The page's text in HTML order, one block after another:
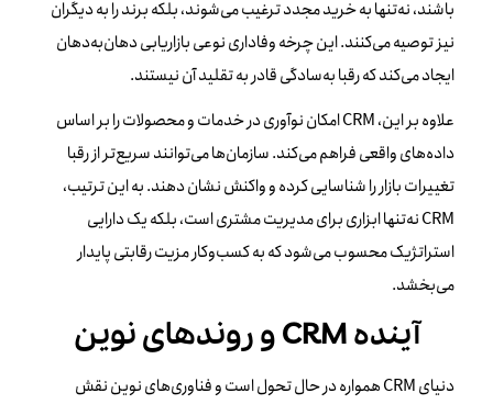
باشند، نه‌تنها به خرید مجدد ترغیب می‌شوند، بلکه برند را به دیگران
نیز توصیه می‌کنند. این چرخه وفاداری نوعی بازاریابی دهان‌به‌دهان
ایجاد می‌کند که رقبا به‌سادگی قادر به تقلید آن نیستند.
علاوه بر این، CRM امکان نوآوری در خدمات و محصولات را بر اساس
داده‌های واقعی فراهم می‌کند. سازمان‌ها می‌توانند سریع‌تر از رقبا
تغییرات بازار را شناسایی کرده و واکنش نشان دهند. به این ترتیب،
CRM نه‌تنها ابزاری برای مدیریت مشتری است، بلکه یک دارایی
استراتژیک محسوب می‌شود که به کسب‌وکار مزیت رقابتی پایدار
می‌بخشد.
آینده CRM و روندهای نوین
دنیای CRM همواره در حال تحول است و فناوری‌های نوین نقش